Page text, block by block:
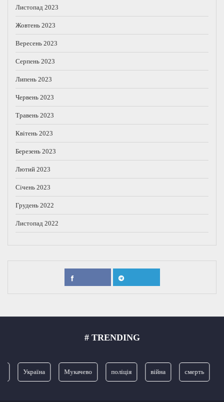
Листопад 2023
Жовтень 2023
Вересень 2023
Серпень 2023
Липень 2023
Червень 2023
Травень 2023
Квітень 2023
Березень 2023
Лютий 2023
Січень 2023
Грудень 2022
Листопад 2022
# TRENDING
Україна Мукачево поліція війна смерть